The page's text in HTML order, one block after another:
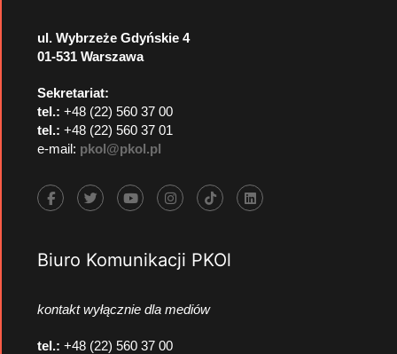
ul. Wybrzeże Gdyńskie 4
01-531 Warszawa
Sekretariat:
tel.: +48 (22) 560 37 00
tel.: +48 (22) 560 37 01
e-mail: pkol@pkol.pl
Biuro Komunikacji PKOl
kontakt wyłącznie dla mediów
tel.: +48 (22) 560 37 00